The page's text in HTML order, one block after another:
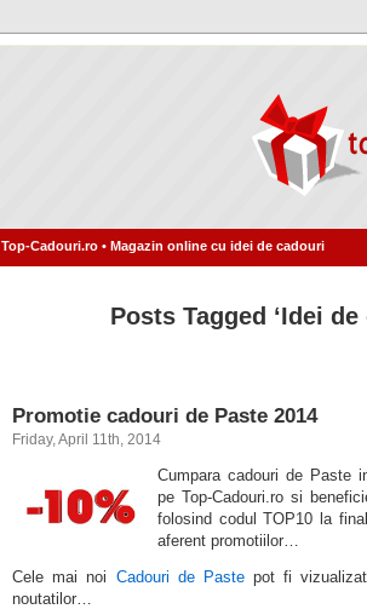
Top-Cadouri.ro • Magazin online cu idei de cadouri
Posts Tagged ‘Idei de
Promotie cadouri de Paste 2014
Friday, April 11th, 2014
Cumpara cadouri de Paste
pe Top-Cadouri.ro si
folosind codul TOP10 la
aferent promotiilor…
Cele mai noi Cadouri de Pastepot fi
noutatilor…